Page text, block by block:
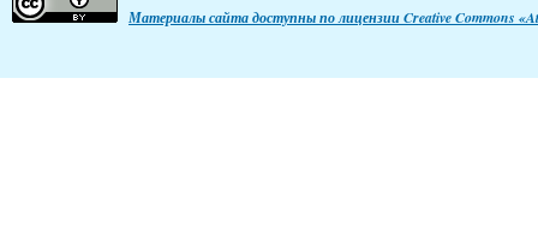
Материалы сайта доступны по лицензии Creative Commons